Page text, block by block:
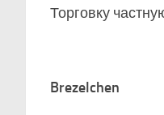
Торговку
Brezelchen